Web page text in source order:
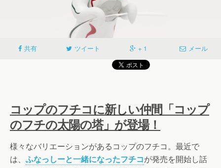
共有 ツイート + 1 メール
コップのフチコに新しい仲間「コップ
のフチの太陽の塔」が登場！
様々なバリエーションがあるコップのフチコ。最近で
は、 ふなっしーと一緒になったフチコが発売を開始し話